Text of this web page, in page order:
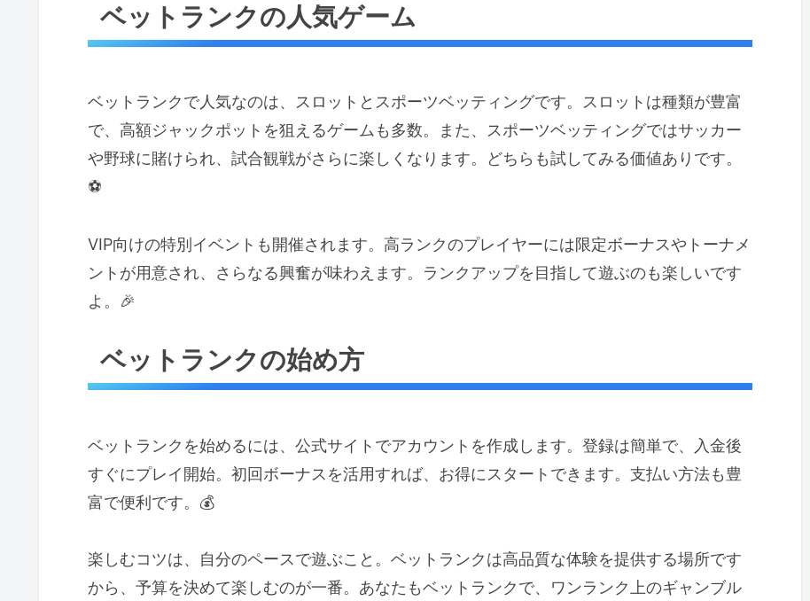
ベットランクの人気ゲーム
ベットランクで人気なのは、スロットとスポーツベッティングです。スロットは種類が豊富
で、高額ジャックポットを狙えるゲームも多数。また、スポーツベッティングではサッカー
や野球に賭けられ、試合観戦がさらに楽しくなります。どちらも試してみる価値ありです。
⚽
VIP向けの特別イベントも開催されます。高ランクのプレイヤーには限定ボーナスやトーナメ
ントが用意され、さらなる興奮が味わえます。ランクアップを目指して遊ぶのも楽しいです
よ。🎉
ベットランクの始め方
ベットランクを始めるには、公式サイトでアカウントを作成します。登録は簡単で、入金後
すぐにプレイ開始。初回ボーナスを活用すれば、お得にスタートできます。支払い方法も豊
富で便利です。💰
楽しむコツは、自分のペースで遊ぶこと。ベットランクは高品質な体験を提供する場所です
から、予算を決めて楽しむのが一番。あなたもベットランクで、ワンランク上のギャンブル